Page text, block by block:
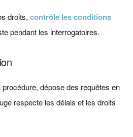
droits,contrôle les conditions
pendant les interrogatoires.
dépose des requêtes en
respecte les délais et les droits